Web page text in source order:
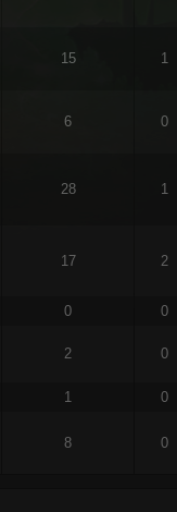
15 1
6 0
28 1
17 2
0 0
2 0
1 0
8 0